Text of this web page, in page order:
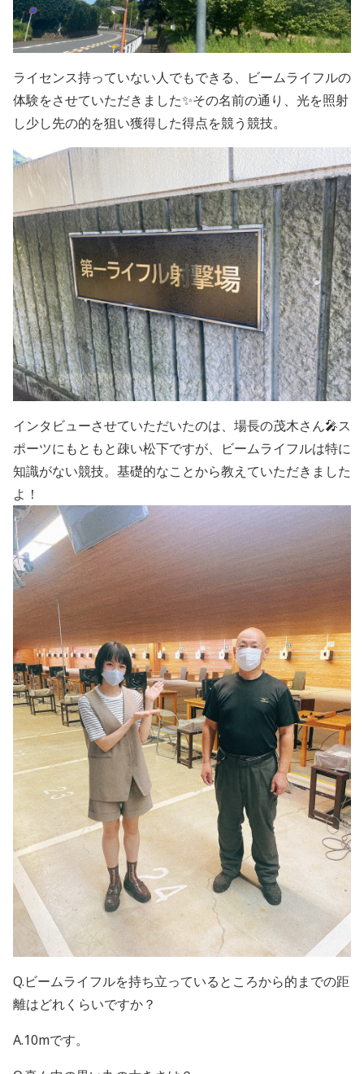
ライセンス持っていない人でもできる、ビームライフルの
体験をさせていただきました✨その名前の通り、光を照射
し少し先の的を狙い獲得した得点を競う競技。
インタビューさせていただいたのは、場長の茂木さん🎤ス
ポーツにもともと疎い松下ですが、ビームライフルは特に
知識がない競技。基礎的なことから教えていただきました
よ！
Q.ビームライフルを持ち立っているところから的までの距
離はどれくらいですか？
A.10mです。